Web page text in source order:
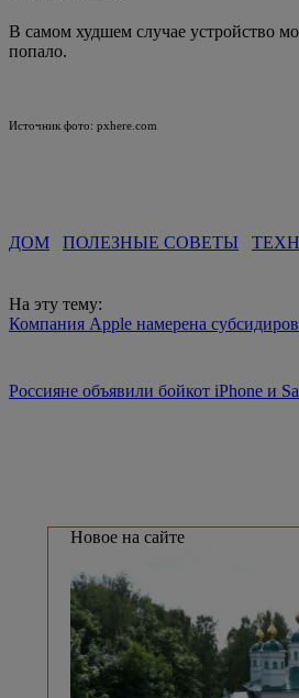
В самом худшем случае устройство
попало.
Источник фото: pxhere.com
ДОМ ПОЛЕЗНЫЕ СОВЕТЫ
На эту тему:
Компания Apple намерена
Россияне объявили бойкот iPhone и
Новое на сайте